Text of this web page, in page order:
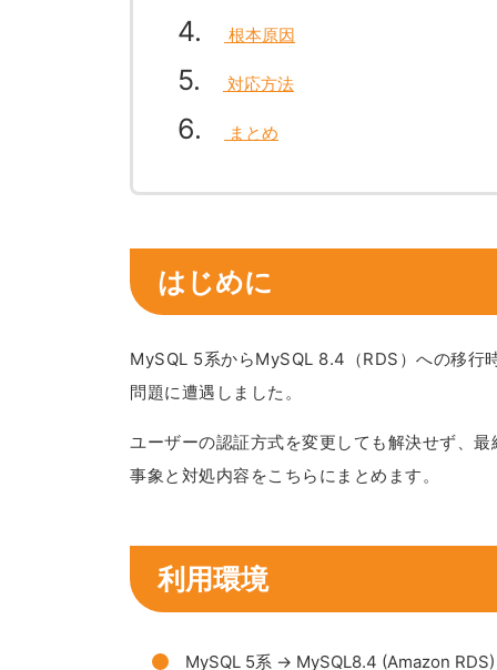
4 根本原因
5 対応方法
6 まとめ
はじめに
MySQL 5系からMySQL 8.4（RDS）への移行
問題に遭遇しました。
ユーザーの認証方式を変更しても解決せず、
事象と対処内容をこちらにまとめます。
利用環境
MySQL 5系 → MySQL8.4 (Amazon RDS)